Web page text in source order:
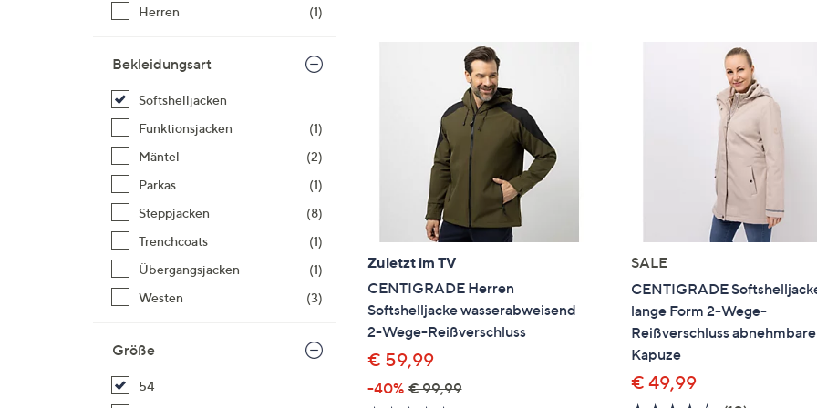
rechts,
diese
anzuzeigen.
Herren
(1)
Bekleidungsart
Softshelljacken
Funktionsjacken
(1)
Mäntel
(2)
Parkas
(1)
Steppjacken
(8)
Trenchcoats
(1)
Übergangsjacken
(1)
Westen
(3)
Größe
54
Zuletzt im TV
CENTIGRADE Herren
Softshelljacke wasserabweisend
2-Wege-Reißverschluss
€ 59,99
-40% € 99,99
SALE
CENTIGRADE
lange Form 2-Wege-
Reißverschluss abnehmbare
Kapuze
€ 49,99